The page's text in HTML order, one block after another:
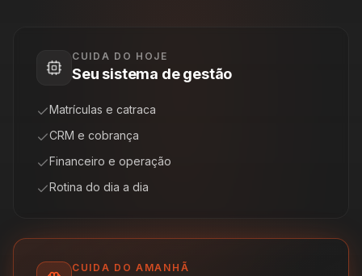
CUIDA DO HOJE
Seu sistema de gestão
Matrículas e catraca
CRM e cobrança
Financeiro e operação
Rotina do dia a dia
CUIDA DO AMANHÃ